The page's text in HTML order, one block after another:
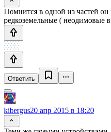
Помнится в одной из частей
редкоземельные ( неодимовые
Ответить
kibergus20 апр 2015 в 18:20